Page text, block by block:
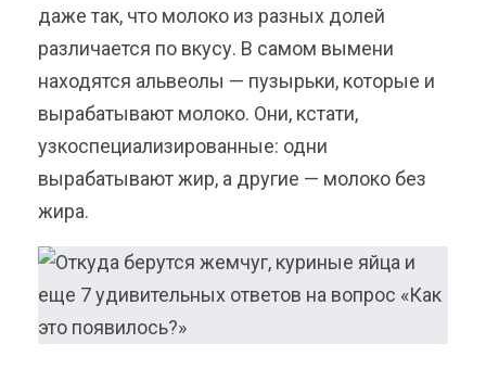
даже так, что молоко из разных долей
различается по вкусу. В самом вымени
находятся альвеолы — пузырьки, которые и
вырабатывают молоко. Они, кстати,
узкоспециализированные: одни
вырабатывают жир, а другие — молоко без
жира.